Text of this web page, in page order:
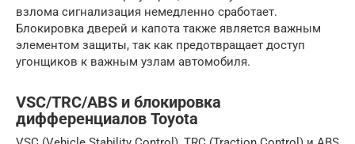
взлома сигнализация немедленно сработает.
Блокировка дверей и капота также является важным
элементом защиты, так как предотвращает доступ
угонщиков к важным узлам автомобиля.
VSC/TRC/ABS и блокировка
дифференциалов Toyota